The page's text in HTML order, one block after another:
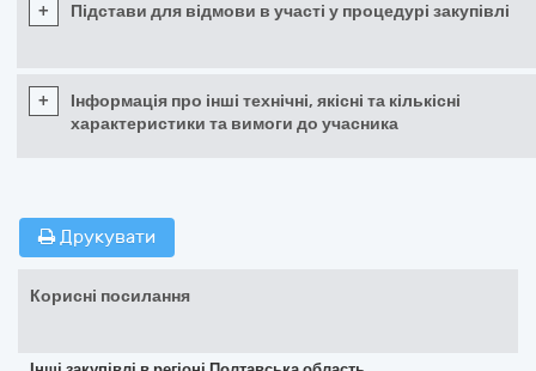
+ Підстави для відмови в участі у процедурі закупівлі
+
Інформація про інші технічні, якісні та кількісні
характеристики та вимоги до учасника
Друкувати
Корисні посилання